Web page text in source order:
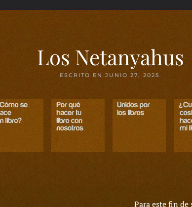
Los Netanyahus
ESCRITO EN JUNIO 27, 2025.
Para este fin de